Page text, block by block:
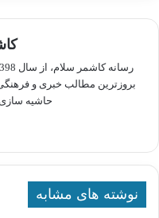
بروزترین مطالب خبری و
حاشیه سازی
نوشته های مشابه